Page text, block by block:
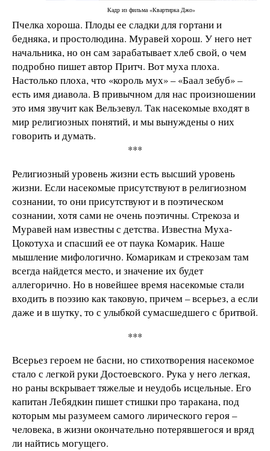
Кадр из фильма «Квартирка Джо»
Пчелка хороша. Плоды ее сладки для гортани и
бедняка, и простолюдина. Муравей хорош. У него нет
начальника, но он сам зарабатывает хлеб свой, о чем
подробно пишет автор Притч. Вот муха плоха.
Настолько плоха, что «король мух» – «Баал зебуб» –
есть имя диавола. В привычном для нас произношении
это имя звучит как Вельзевул. Так насекомые входят в
мир религиозных понятий, и мы вынуждены о них
говорить и думать.
***
Религиозный уровень жизни есть высший уровень
жизни. Если насекомые присутствуют в религиозном
сознании, то они присутствуют и в поэтическом
сознании, хотя сами не очень поэтичны. Стрекоза и
Муравей нам известны с детства. Известна Муха-
Цокотуха и спасший ее от паука Комарик. Наше
мышление мифологично. Комарикам и стрекозам там
всегда найдется место, и значение их будет
аллегорично. Но в новейшее время насекомые стали
входить в поэзию как таковую, причем – всерьез, а если
даже и в шутку, то с улыбкой сумасшедшего с бритвой.
***
Всерьез героем не басни, но стихотворения насекомое
стало с легкой руки Достоевского. Рука у него легкая,
но раны вскрывает тяжелые и неудобь исцельные. Его
капитан Лебядкин пишет стишки про таракана, под
которым мы разумеем самого лирического героя –
человека, в жизни окончательно потерявшегося и вряд
ли найтись могущего.